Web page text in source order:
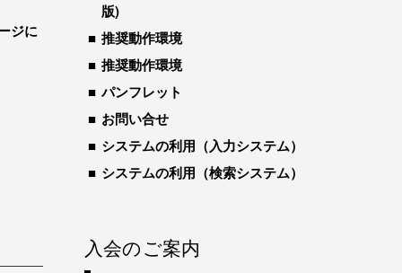
ジに
版)
推奨動作環境
推奨動作環境
パンフレット
お問い合せ
システムの利用（入力システム）
システムの利用（検索システム）
入会のご案内